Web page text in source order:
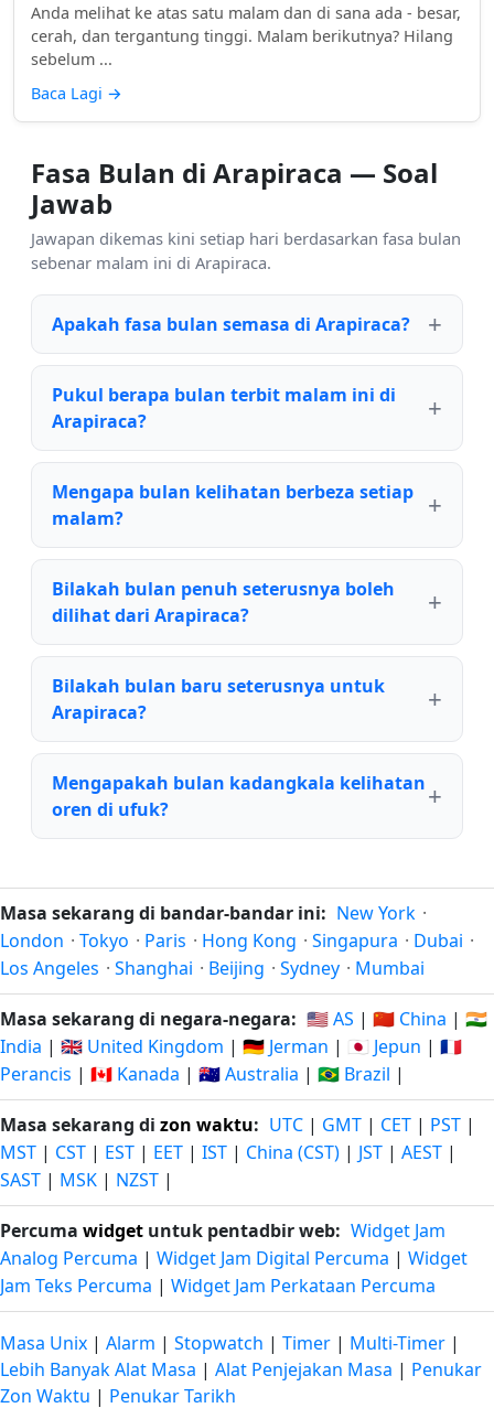
Anda melihat ke atas satu malam dan di sana ada - besar,
cerah, dan tergantung tinggi. Malam berikutnya? Hilang
sebelum ...
Baca Lagi →
Fasa Bulan di Arapiraca — Soal
Jawab
Jawapan dikemas kini setiap hari berdasarkan fasa bulan
sebenar malam ini di Arapiraca.
Apakah fasa bulan semasa di Arapiraca?
Pukul berapa bulan terbit malam ini di
Arapiraca?
Mengapa bulan kelihatan berbeza setiap
malam?
Bilakah bulan penuh seterusnya boleh
dilihat dari Arapiraca?
Bilakah bulan baru seterusnya untuk
Arapiraca?
Mengapakah bulan kadangkala kelihatan
oren di ufuk?
Masa sekarang di bandar-bandar ini: New York ·
London · Tokyo · Paris · Hong Kong · Singapura · Dubai ·
Los Angeles · Shanghai · Beijing · Sydney · Mumbai
Masa sekarang di negara-negara: 🇺🇸 AS | 🇨🇳 China | 🇮🇳
India | 🇬🇧 United Kingdom | 🇩🇪 Jerman | 🇯🇵 Jepun | 🇫🇷
Perancis | 🇨🇦 Kanada | 🇦🇺 Australia | 🇧🇷 Brazil |
Masa sekarang di zon waktu: UTC | GMT | CET | PST |
MST | CST | EST | EET | IST | China (CST) | JST | AEST |
SAST | MSK | NZST |
Percuma widget untuk pentadbir web: Widget Jam
Analog Percuma | Widget Jam Digital Percuma | Widget
Jam Teks Percuma | Widget Jam Perkataan Percuma
Masa Unix | Alarm | Stopwatch | Timer | Multi-Timer |
Lebih Banyak Alat Masa | Alat Penjejakan Masa | Penukar
Zon Waktu | Penukar Tarikh